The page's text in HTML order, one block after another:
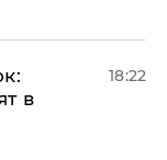
в
18:22